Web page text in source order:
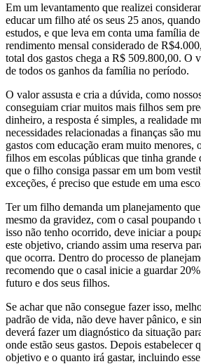
Em um levantamento que realizei
educar um filho até os seus 25 anos,
estudos, e que leva em conta uma família
rendimento mensal considerado de
total dos gastos chega a R$ 509.800,00. O
de todos os ganhos da família no período.
O valor assusta e cria a dúvida, como
conseguiam criar muitos mais filhos sem
dinheiro, a resposta é simples, a realidade
necessidades relacionadas a finanças são
gastos com educação eram muito menores,
filhos em escolas públicas que tinha grande
que o filho consiga passar em um bom
exceções, é preciso que estude em uma
Ter um filho demanda um planejamento
mesmo da gravidez, com o casal poupando
isso não tenho ocorrido, deve iniciar a
este objetivo, criando assim uma reserva
que ocorra. Dentro do processo de
recomendo que o casal inicie a guardar
futuro e dos seus filhos.
Se achar que não consegue fazer isso,
padrão de vida, não deve haver pânico, e
deverá fazer um diagnóstico da situação
onde estão seus gastos. Depois
objetivo e o quanto irá gastar, incluindo